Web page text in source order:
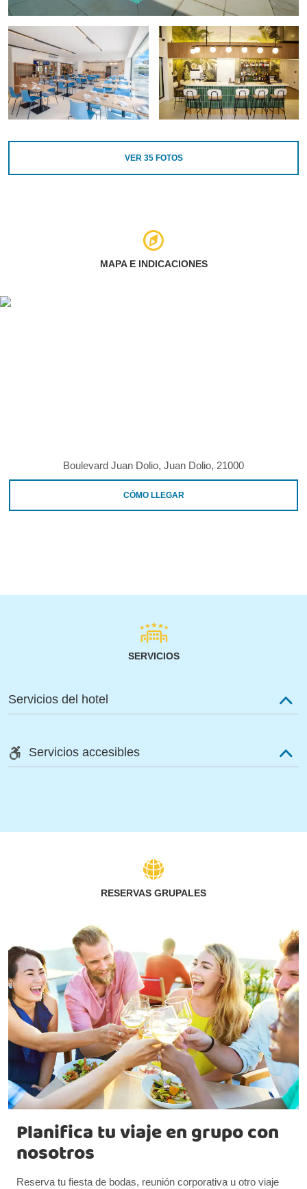
VER 35FOTOS
MAPA E INDICACIONES
Boulevard Juan Dolio, Juan Dolio, 21000
CÓMO LLEGAR
SERVICIOS
Servicios del hotel
Servicios accesibles
RESERVAS GRUPALES
Planifica tu viaje en grupo con
nosotros
Reserva tu fiesta de bodas, reunión corporativa u otro viaje